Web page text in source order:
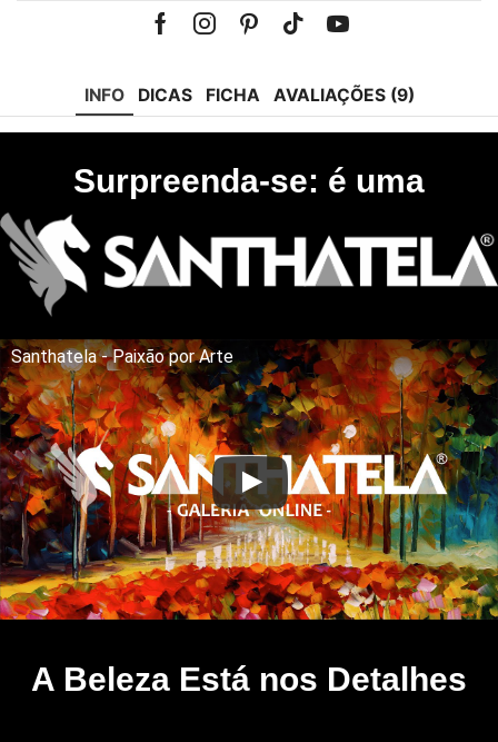
FacebookInstagramPinterest
Tik-Youtube
INFO DICAS FICHA AVALIAÇÕES (9)
Surpreenda-se: é uma
Santhatela - Paixão por Arte
A Beleza Está nos Detalhes